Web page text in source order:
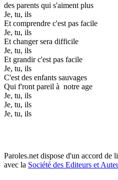
des parents qui s'aiment plus
Je, tu, ils
Et comprendre c'est pas facile
Je, tu, ils
Et changer sera difficile
Je, tu, ils
Et grandir c'est pas facile
Je, tu, ils
C'est des enfants sauvages
Qui f'ront pareil à notre age
Je, tu, ils
Je, tu, ils
Je, tu, ils
Paroles.net dispose d'un accord de
avec la Société des Editeurs et